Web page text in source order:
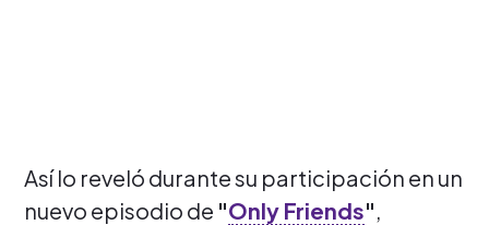
Así lo reveló durante su participación en un
nuevo episodio de "Only Friends",